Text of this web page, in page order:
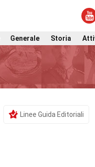
Generale Storia
Linee Guida Editoriali